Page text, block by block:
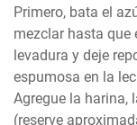
Primero, bata el
mezclar hasta que
levadura y deje
espumosa en la
Agregue la harina,
(reserve